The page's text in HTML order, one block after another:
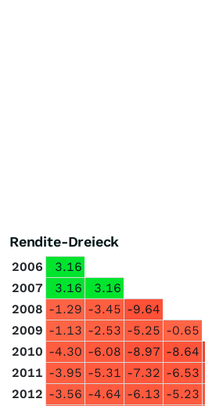
Rendite-Dreieck
2006
3.16
2007
3.16
3.16
2008 -1.29 -3.45 -9.64
2009 -1.13 -2.53 -5.25 -0.65
2010 -4.30 -6.08 -8.97 -8.64
2011 -3.95 -5.31 -7.32 -6.53
2012 -3.56 -4.64 -6.13 -5.23